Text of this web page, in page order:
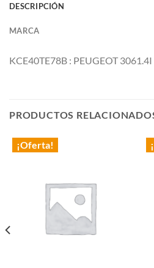
DESCRIPCIÓN
MARCA
KCE40TE78B : PEUGEOT
PRODUCTOS
¡Oferta!